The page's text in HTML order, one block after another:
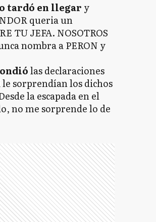
tardó en llegar y
queria un
TU JEFA. NOSOTROS
nombra a PERON y
las declaraciones
sorprendían los dichos
la escapada en el
no me sorprende lo de